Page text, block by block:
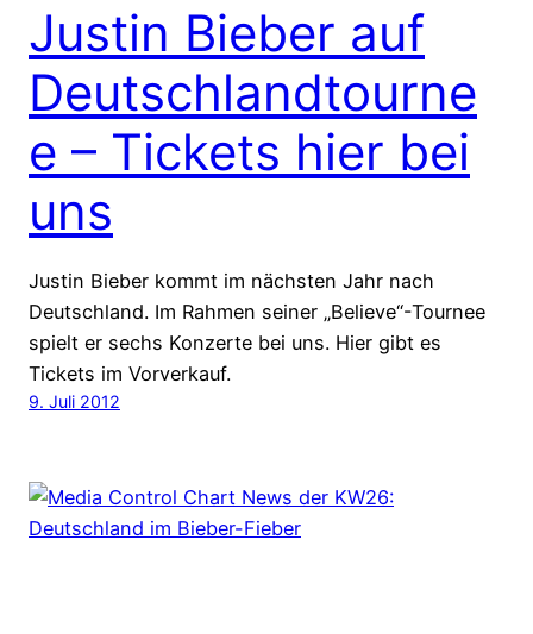
Justin Bieber auf
Deutschlandtourne
e – Tickets hier bei
uns
Justin Bieber kommt im nächsten Jahr nach
Deutschland. Im Rahmen seiner „Believe“-Tournee
spielt er sechs Konzerte bei uns. Hier gibt es
Tickets im Vorverkauf.
9. Juli 2012